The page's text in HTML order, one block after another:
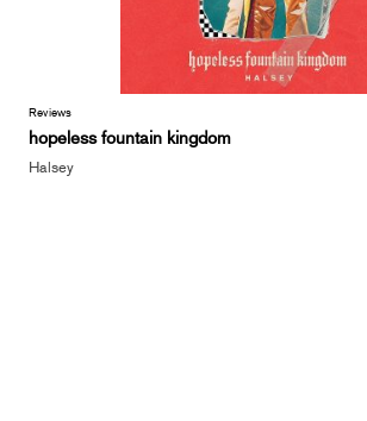
Reviews
hopeless fountain kingdom
Halsey